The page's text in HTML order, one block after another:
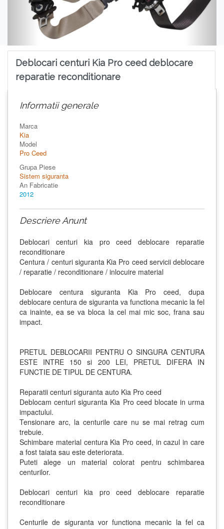
Deblocari centuri Kia Pro ceed deblocare
reparatie reconditionare
Informatii generale
Marca
Kia
Model
Pro Ceed
Grupa Piese
Sistem siguranta
An Fabricatie
2012
Descriere Anunt
Deblocari centuri kia pro ceed deblocare reparatie
reconditionare
Centura / centuri siguranta Kia Pro ceed servicii deblocare
/ reparatie / reconditionare / inlocuire material
Deblocare centura siguranta Kia Pro ceed, dupa
deblocare centura de siguranta va functiona mecanic la fel
ca inainte, ea se va bloca la cel mai mic soc, frana sau
impact.
PRETUL DEBLOCARII PENTRU O SINGURA CENTURA
ESTE INTRE 150 si 200 LEI, PRETUL DIFERA IN
FUNCTIE DE TIPUL DE CENTURA.
Reparatii centuri siguranta auto Kia Pro ceed
Deblocam centuri siguranta Kia Pro ceed blocate in urma
impactului.
Tensionare arc, la centurile care nu se mai retrag cum
trebuie.
Schimbare material centura Kia Pro ceed, in cazul in care
a fost taiata sau este deteriorata.
Puteti alege un material colorat pentru schimbarea
centurilor.
Deblocari centuri kia pro ceed deblocare reparatie
reconditionare
Centurile de siguranta vor functiona mecanic la fel ca